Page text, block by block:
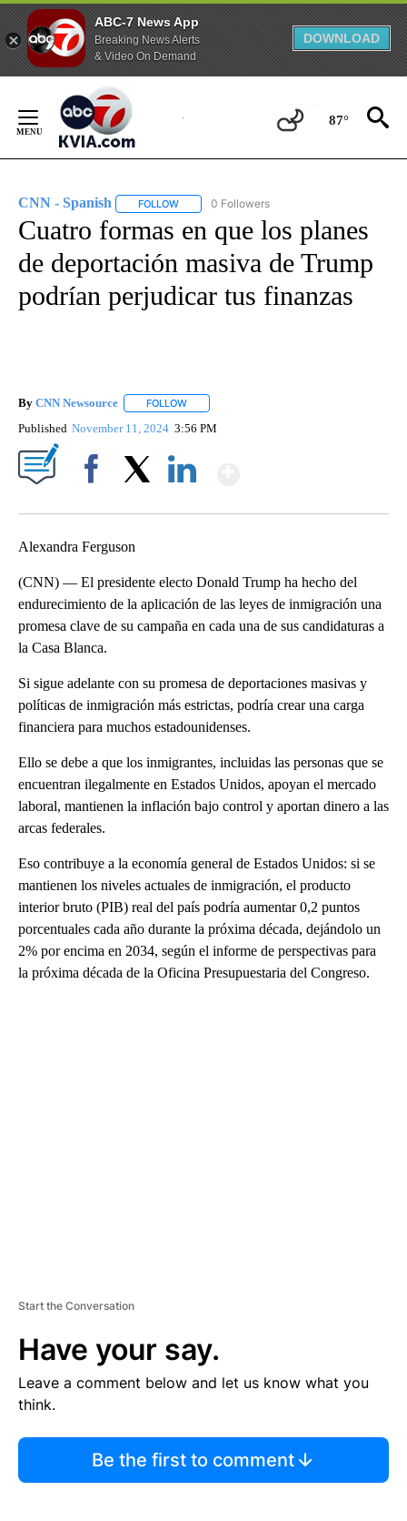
ABC-7 News App
Breaking News Alerts
& Video On Demand
DOWNLOAD
Content
87°
CNN - Spanish FOLLOW FOLLOW "CNN - SPANISH" TO RECEIVE
0 Followers
Cuatro formas en que los planes
de deportación masiva de Trump
podrían perjudicar tus finanzas
By CNN Newsource FOLLOW
Published November 11, 2024 3:56 PM
Alexandra Ferguson
(CNN) — El presidente electo Donald Trump ha hecho del
endurecimiento de la aplicación de las leyes de inmigración una
promesa clave de su campaña en cada una de sus candidaturas a
la Casa Blanca.
Si sigue adelante con su promesa de deportaciones masivas y
políticas de inmigración más estrictas, podría crear una carga
financiera para muchos estadounidenses.
Ello se debe a que los inmigrantes, incluidas las personas que se
encuentran ilegalmente en Estados Unidos, apoyan el mercado
laboral, mantienen la inflación bajo control y aportan dinero a las
arcas federales.
Eso contribuye a la economía general de Estados Unidos: si se
mantienen los niveles actuales de inmigración, el producto
interior bruto (PIB) real del país podría aumentar 0,2 puntos
porcentuales cada año durante la próxima década, dejándolo un
2% por encima en 2034, según el informe de perspectivas para
la próxima década de la Oficina Presupuestaria del Congreso.
Start the Conversation
Have your say.
Leave a comment below and let us know what you
think.
Be the first to comment